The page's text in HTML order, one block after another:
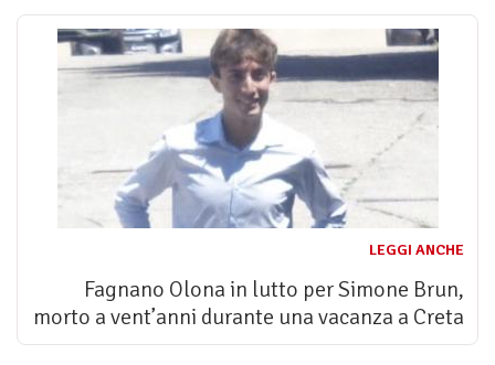
LEGGI ANCHE
Fagnano Olona in lutto per Simone Brun,
morto a vent’anni durante una vacanza a Creta